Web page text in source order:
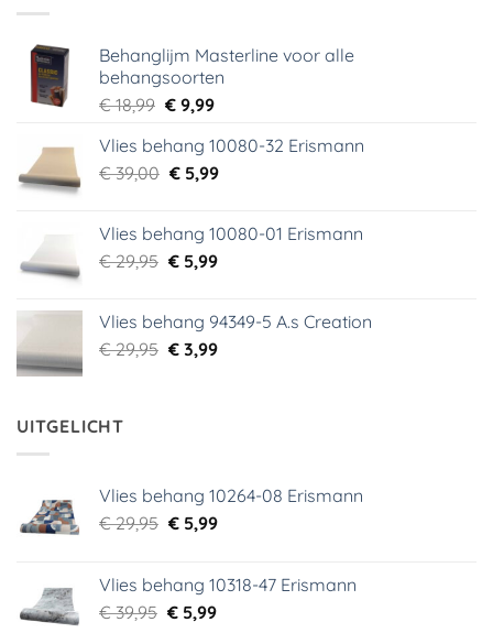
Behanglijm Masterline voor alle
behangsoorten
€18,99 Oorspronkelijke
was:
€ 18,99.
€9,99Huidige
is:
€ 9,99.
Vlies behang 10080-32 Erismann
€39,00 Oorspronkelijke
€ 39,00.
€5,99Huidige
€ 5,99.
Vlies behang 10080-01 Erismann
€29,95 Oorspronkelijke
€ 29,95.
€5,99Huidige
€ 5,99.
Vlies behang 94349-5 A.s Creation
€29,95 Oorspronkelijke
€3,99Huidige
UITGELICHT
Vlies behang 10264-08 Erismann
€29,95 Oorspronkelijke
€ 29,95.
€5,99Huidige
€ 5,99.
Vlies behang 10318-47 Erismann
€39,95 Oorspronkelijke
€5,99Huidige